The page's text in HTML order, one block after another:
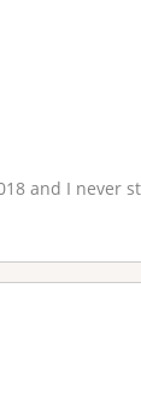
and I never